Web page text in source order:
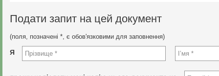
Подати запит на цей документ
(поля, позначені *, є обов'язковими для заповнення)
Я